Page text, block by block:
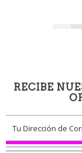
RECIBE